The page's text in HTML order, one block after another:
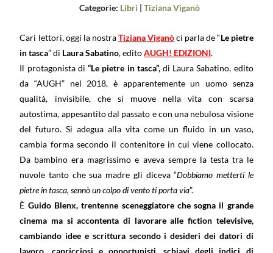
Categorie: Libri | Tiziana Viganò
Cari lettori, oggi la nostraTiziana Viganòci parla de “Le pietre
in tasca” di Laura Sabatino, editoAUGH! EDIZIONI.
Il protagonista di“Le pietre in tasca”,di Laura Sabatino, edito
da “AUGH” nel 2018, è apparentemente un uomo senza
qualità, invisibile, che si muove nella vita con scarsa
autostima, appesantito dal passato e con una nebulosa visione
del futuro. Si adegua alla vita come un fluido in un vaso,
cambia forma secondo il contenitore in cui viene collocato.
Da bambino era magrissimo e aveva sempre la testa tra le
nuvole tanto che sua madre gli diceva “Dobbiamo metterti le
pietre in tasca, sennò un colpo di vento ti porta via”.
È Guido Blenx, trentenne sceneggiatore che sogna il grande
cinema ma si accontenta di lavorare alle fiction televisive,
cambiando idee e scrittura secondo i desideri dei datori di
lavoro, capricciosi e opportunisti, schiavi degli indici di